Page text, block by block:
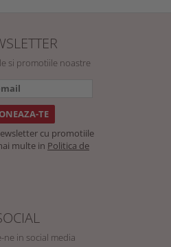
si promotiile noastre
cu promotiile
multe in Politica de
ne in social media